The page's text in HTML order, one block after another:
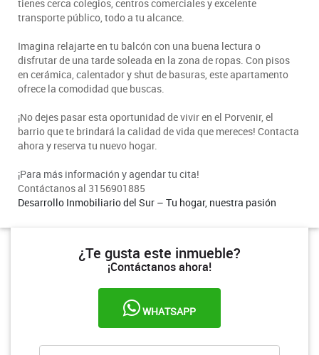
tienes cerca colegios, centros comerciales y excelente
transporte público, todo a tu alcance.
Imagina relajarte en tu balcón con una buena lectura o
disfrutar de una tarde soleada en la zona de ropas. Con pisos
en cerámica, calentador y shut de basuras, este apartamento
ofrece la comodidad que buscas.
¡No dejes pasar esta oportunidad de vivir en el Porvenir, el
barrio que te brindará la calidad de vida que mereces! Contacta
ahora y reserva tu nuevo hogar.
¡Para más información y agendar tu cita!
Contáctanos al 3156901885
Desarrollo Inmobiliario del Sur – Tu hogar, nuestra pasión
¿Te gusta este inmueble?
¡Contáctanos ahora!
WHATSAPP